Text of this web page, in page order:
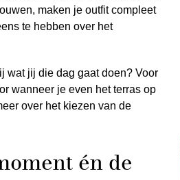
maken je outfit compleet
te hebben over het
wat jij die dag gaat doen? Voor
wanneer je even het terras op
over het kiezen van de
én de